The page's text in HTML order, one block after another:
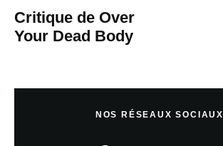
Critique de Over
Your Dead Body
NOS RÉSEAUX SOCIAUX